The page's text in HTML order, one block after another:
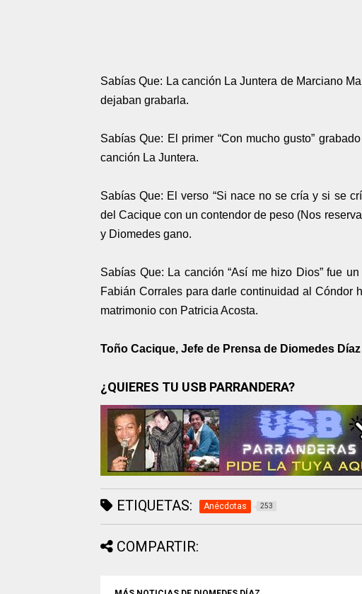
Sabías Que: La canción La Juntera de Marciano
dejaban grabarla.
Sabías Que: El primer “Con mucho gusto”
canción La Juntera.
Sabías Que: El verso “Si nace no se cría y si se
del Cacique con un contendor de peso (Nos
y Diomedes gano.
Sabías Que: La canción “Así me hizo Dios” fue
Fabián Corrales para darle continuidad al Cóndor
matrimonio con Patricia Acosta.
Toño Cacique, Jefe de Prensa de Diomedes
¿QUIERES TU USB PARRANDERA?
ETIQUETAS: Anécdotas 253
COMPARTIR: